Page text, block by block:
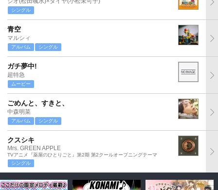
シングル
青空
マルシィ
アルバム シングル
ガチ夢中!
超特急
ムービー
ごめんと、すきと、
中森明菜
アルバム シングル
クスシキ
Mrs. GREEN APPLE
TVアニメ『薬屋のひとりごと』第2期 第2クールオープニングテーマ
シングル